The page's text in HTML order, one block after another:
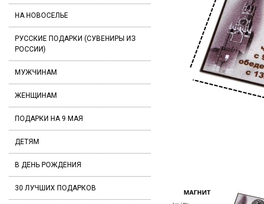
НА НОВОСЕЛЬЕ
РУССКИЕ ПОДАРКИ (СУВЕНИРЫ ИЗ
РОССИИ)
МУЖЧИНАМ
ЖЕНЩИНАМ
ПОДАРКИ НА 9 МАЯ
ДЕТЯМ
В ДЕНЬ РОЖДЕНИЯ
30 ЛУЧШИХ ПОДАРКОВ